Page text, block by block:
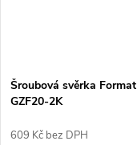
Šroubová svěrka Format
GZF20-2K
609 Kč bez DPH